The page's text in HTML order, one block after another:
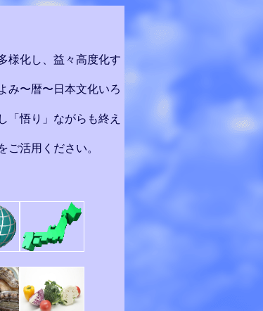
様化し、益々高度化す
み〜暦〜日本文化いろ
「悟り」ながらも終え
ご活用ください。